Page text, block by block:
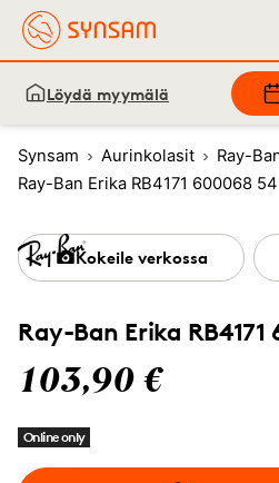
Löydä myymälä
Synsam Aurinkolasit
Ray-
Ray-Ban Erika RB4171 600068 54
Ray-Ban Erika RB4171
103,90 €
Online only
Kokeile verkossa